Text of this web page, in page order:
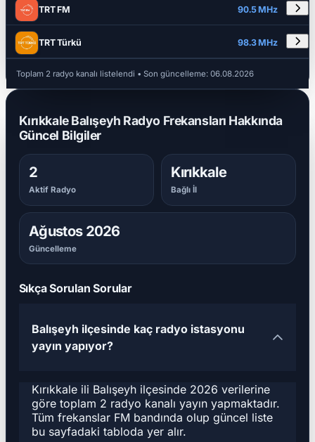
RADYO ADI DETAYLAR
TRT FM 90.5 MHz
TRT Türkü 98.3 MHz
Toplam 2 radyo kanalı listelendi • Son güncelleme:06.08.2026
Kırıkkale Balışeyh Radyo Frekansları Hakkında
Güncel Bilgiler
2
Aktif Radyo
Kırıkkale
Bağlı İl
Ağustos 2026
Güncelleme
Sıkça Sorulan Sorular
Balışeyh ilçesinde kaç radyo istasyonu
yayın yapıyor?
Kırıkkale ili Balışeyh ilçesinde 2026 verilerine
göre toplam 2 radyo kanalı yayın yapmaktadır.
Tüm frekanslar FM bandında olup güncel liste
bu sayfadaki tabloda yer alır.